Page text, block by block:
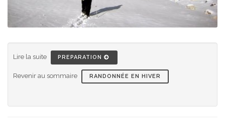
Lire la suite PREPARATION
Revenir au sommaire RANDONNÉE EN HIVER